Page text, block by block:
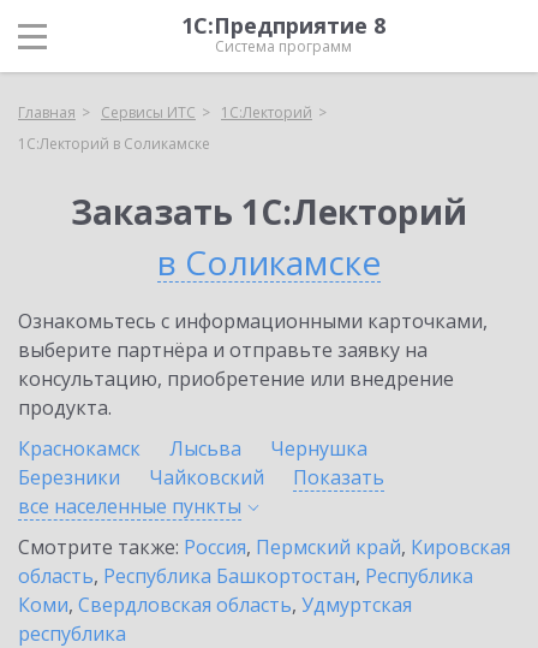
1С:Предприятие 8
Система программ
Главная Сервисы ИТС
1С:Лекторий
1С:Лекторий в Соликамске
Заказать 1С:Лекторий
в Соликамске
Ознакомьтесь с информационными карточками,
выберите партнёра и отправьте заявку на
консультацию, приобретение или внедрение
продукта.
Краснокамск
Лысьва
Чернушка
Березники
Чайковский
Показать
все населенные пункты
Смотрите также: Россия, Пермский край, Кировская
область, Республика Башкортостан, Республика
Коми, Свердловская область, Удмуртская
республика